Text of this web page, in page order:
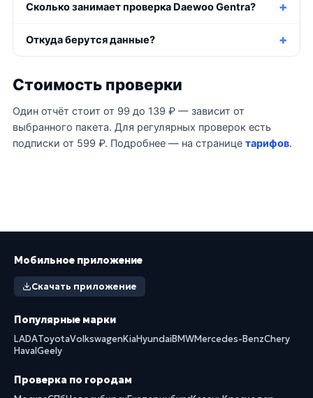
Сколько занимает проверка Daewoo Gentra?
Откуда берутся данные?
Стоимость проверки
Один отчёт стоит от 99 до 139 ₽ — зависит от
выбранного пакета. Для регулярных проверок есть
подписки от 599 ₽. Подробнее — на странице тарифов.
Мобильное приложение
Скачать приложение
Популярные марки
LADAToyotaVolkswagenKiaHyundaiBMWMercedes-BenzChery
HavalGeely
Проверка по городам